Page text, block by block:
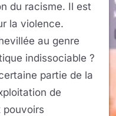
du racisme. Il est
la violence.
au genre
indissociable ?
partie de la
de
pouvoirs